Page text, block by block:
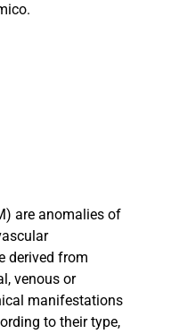
are anomalies of
derived from
venous or
manifestations
to their type,